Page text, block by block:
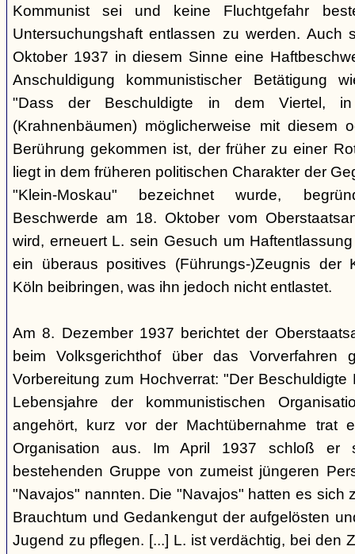
Kommunist sei und keine Fluchtgefahr
Untersuchungshaft entlassen zu werden. Auch
Oktober 1937 in diesem Sinne eine
Anschuldigung kommunistischer Betätigung
"Dass der Beschuldigte in dem Viertel,
(Krahnenbäumen) möglicherweise mit diesem
Berührung gekommen ist, der früher zu einer
liegt in dem früheren politischen Charakter der
"Klein-Moskau" bezeichnet wurde,
Beschwerde am 18. Oktober vom
wird, erneuert L. sein Gesuch um
ein überaus positives (Führungs-)Zeugnis der
Köln beibringen, was ihn jedoch nicht entlastet.
Am 8. Dezember 1937 berichtet der
beim Volksgerichthof über das Vorverfahren
Vorbereitung zum Hochverrat: "Der
Lebensjahre der kommunistischen
angehört, kurz vor der Machtübernahme trat
Organisation aus. Im April 1937 schloß
bestehenden Gruppe von zumeist jüngeren
"Navajos" nannten. Die "Navajos" hatten es sich
Brauchtum und Gedankengut der aufgelösten
Jugend zu pflegen. [...] L. ist verdächtig, bei den